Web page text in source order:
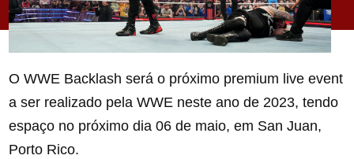
O WWE Backlash será o próximo premium live event
a ser realizado pela WWE neste ano de 2023, tendo
espaço no próximo dia 06 de maio, em San Juan,
Porto Rico.